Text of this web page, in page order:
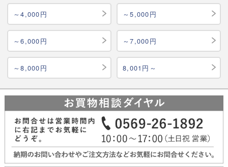
～4,000円 ～5,000円
～6,000円 ～7,000円
～8,000円 8,001円～